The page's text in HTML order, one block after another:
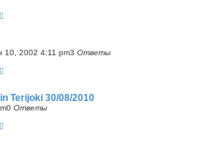
10, 2002 4:11 pm3 Ответы
Terijoki 30/08/2010
0 Ответы